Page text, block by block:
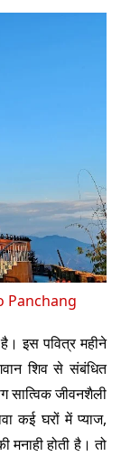
Panchang
है। इस पवित्र महीने
शिव से संबंधित
सात्विक जीवनशैली
कई घरों में प्याज,
होती है। तो